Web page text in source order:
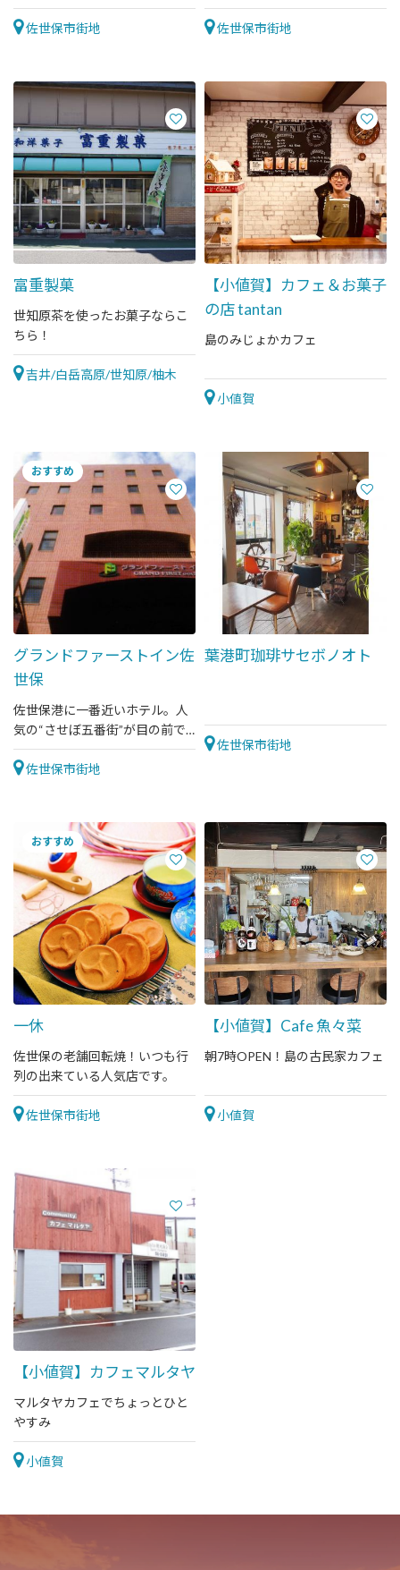
手作りの店内とメニューが人
気！
佐世保市街地
ードメニューとともに、居心地
の良い空間で楽しめる。
佐世保市街地
富重製菓
世知原茶を使ったお菓子ならこ
ちら！
吉井/白岳高原/世知原/柚木
【小値賀】カフェ＆お菓子
の店 tantan
島のみじょかカフェ
小値賀
グランドファーストイン佐
世保
佐世保港に一番近いホテル。人
気の“させぼ五番街”が目の前で
近隣のお店も充実♪
佐世保市街地
葉港町珈琲サセボノオト
佐世保市街地
一休
佐世保の老舗回転焼！いつも行
列の出来ている人気店です。
佐世保市街地
【小値賀】Cafe 魚々菜
朝7時OPEN！島の古民家カフェ
小値賀
【小値賀】カフェマルタヤ
マルタヤカフェでちょっとひと
やすみ
小値賀